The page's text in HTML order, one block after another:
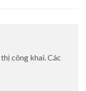
công khai.Các